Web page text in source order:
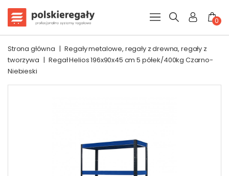
0
Strona główna | Regały metalowe, regały z drewna, regały z
tworzywa | Regał Helios 196x90x45 cm 5 półek/400kg Czarno-
Niebieski